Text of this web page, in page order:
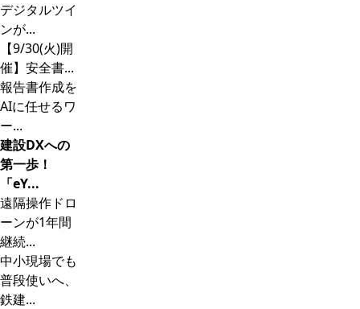
デジタルツイ
ンが...
【9/30(火)開
催】安全書...
報告書作成を
AIに任せるワ
ー...
建設DXへの
第一歩！
「eY...
遠隔操作ドロ
ーンが1年間
継続...
中小現場でも
普段使いへ、
鉄建...